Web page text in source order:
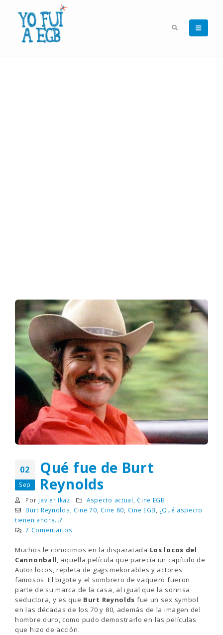
02
Sep
Qué fue de Burt
Reynolds
Por Javier Ikaz Aspecto actual, Cine EGB
Burt Reynolds, Cine 70, Cine 80, Cine EGB, ¿Qué aspecto
tienen ahora…?
7 Comentarios
Muchos le conocimos en la disparatada Los locos del
Cannonball, aquella película que parecía un capítulo de
Autor locos, repleta de gagsmekorables y actores
famosos. El bigote y el sombrero de vaquero fueron
parte de su marca de la casa, al igual que la sonrisa
seductora, y es que Burt Reynolds fue un sex symbol
en las décadas de los 70 y 80, además de la imagen del
hombre duro, como pudo demostrarlo en las películas
que hizo de acción.